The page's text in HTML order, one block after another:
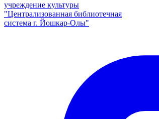
учреждение культуры
"Централизованная библиотечная
система г. Йошкар-Олы"